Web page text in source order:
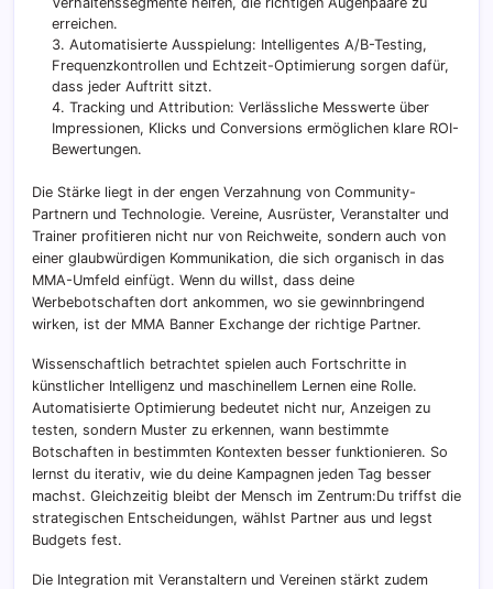
erreichen.
Automatisierte Ausspielung: Intelligentes A/B-Testing,
Frequenzkontrollen und Echtzeit-Optimierung sorgen dafür,
dass jeder Auftritt sitzt.
Tracking und Attribution: Verlässliche Messwerte über
Impressionen, Klicks und Conversions ermöglichen klare ROI-
Bewertungen.
Die Stärke liegt in der engen Verzahnung von Community-
Partnern und Technologie. Vereine, Ausrüster, Veranstalter und
Trainer profitieren nicht nur von Reichweite, sondern auch von
einer glaubwürdigen Kommunikation, die sich organisch in das
MMA-Umfeld einfügt. Wenn du willst, dass deine
Werbebotschaften dort ankommen, wo sie gewinnbringend
wirken, ist der MMA Banner Exchange der richtige Partner.
Wissenschaftlich betrachtet spielen auch Fortschritte in
künstlicher Intelligenz und maschinellem Lernen eine Rolle.
Automatisierte Optimierung bedeutet nicht nur, Anzeigen zu
testen, sondern Muster zu erkennen, wann bestimmte
Botschaften in bestimmten Kontexten besser funktionieren. So
lernst du iterativ, wie du deine Kampagnen jeden Tag besser
machst. Gleichzeitig bleibt der Mensch im Zentrum:Du triffst die
strategischen Entscheidungen, wählst Partner aus und legst
Budgets fest.
Die Integration mit Veranstaltern und Vereinen stärkt zudem